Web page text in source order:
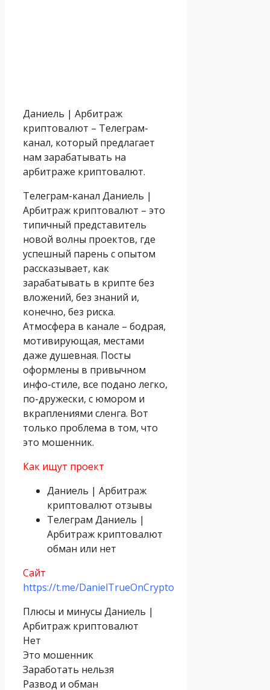
Даниель | Арбитраж
криптовалют – Телеграм-
канал, который предлагает
нам зарабатывать на
арбитраже криптовалют.
Телеграм-канал Даниель |
Арбитраж криптовалют – это
типичный представитель
новой волны проектов, где
успешный парень с опытом
рассказывает, как
зарабатывать в крипте без
вложений, без знаний и,
конечно, без риска.
Атмосфера в канале – бодрая,
мотивирующая, местами
даже душевная. Посты
оформлены в привычном
инфо-стиле, все подано легко,
по-дружески, с юмором и
вкраплениями сленга. Вот
только проблема в том, что
это мошенник.
Как ищут проект
Даниель | Арбитраж
криптовалют отзывы
Телеграм Даниель |
Арбитраж криптовалют
обман или нет
Сайт
https://t.me/DanielTrueOnCrypto
Плюсы и минусы Даниель |
Арбитраж криптовалют
Нет
Это мошенник
Заработать нельзя
Развод и обман